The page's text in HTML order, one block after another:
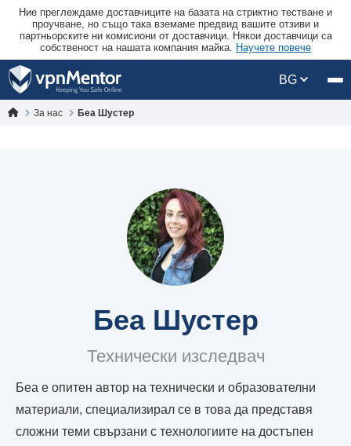
Ние преглеждаме доставчиците на базата на стриктно тестване и
проучване, но също така вземаме предвид вашите отзиви и
партньорските ни комисиони от доставчици. Някои доставчици са
собственост на нашата компания майка. Научете повече
BG
За нас Беа Шустер
Беа Шустер
Технически изследвач
Беа е опитен автор на технически и образователни
материали, специализирал се в това да представя
сложни теми свързани с технологиите на достъпен